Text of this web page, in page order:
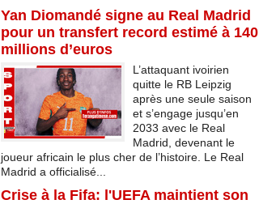
Yan Diomandé signe au Real Madrid
pour un transfert record estimé à 140
millions d’euros
L’attaquant ivoirien
quitte le RB Leipzig
après une seule saison
et s’engage jusqu’en
2033 avec le Real
Madrid, devenant le
joueur africain le plus cher de l’histoire. Le Real
Madrid a officialisé...
Crise à la Fifa: l'UEFA maintient son